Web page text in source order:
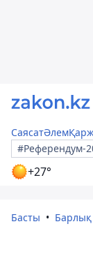
СаясатӘлем
#Референдум-
+27°
Басты